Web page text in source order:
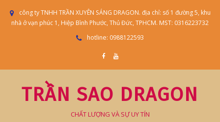
công ty TNHH TRẦN XUYÊN SÁNG DRAGON. địa chỉ: số 1 đường 5, khu
nhà ở vạn phúc 1, Hiệp Bình Phước, Thủ Đức, TPHCM. MST: 0316223732
hotline: 0988122593
TRẦN SAO DRAGON
CHẤT LƯỢNG VÀ SỰ UY TÍN